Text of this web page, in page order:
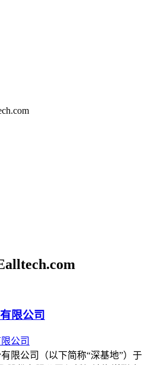
限公司
公司（以下简称“深基地”）于